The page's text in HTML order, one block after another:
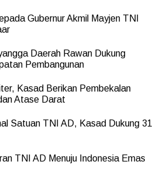
Gubernur Akmil Mayjen TNI
Daerah Rawan Dukung
Pembangunan
Kasad Berikan Pembekalan
Atase Darat
Satuan TNI AD, Kasad Dukung 31
TNI AD Menuju Indonesia Emas